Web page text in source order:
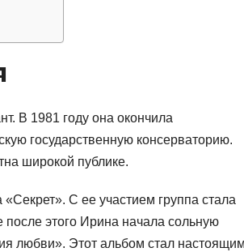
В 1981 году она окончила
государственную консерваторию.
широкой публике.
С ее участием группа стала
этого Ирина начала сольную
любви». Этот альбом стал